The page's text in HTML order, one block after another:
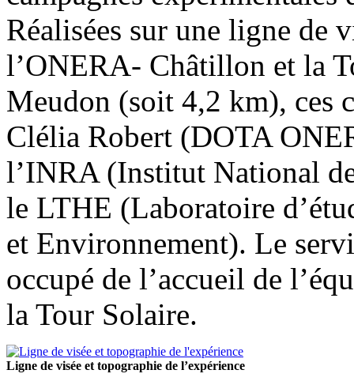
Réalisées sur une ligne de
l’ONERA- Châtillon et la
Meudon (soit 4,2 km), ces
Clélia Robert (DOTA
l’INRA (Institut National
le LTHE (Laboratoire
et Environnement). Le
occupé de l’accueil de
la Tour Solaire.
Ligne de visée et topographie de l’expérience